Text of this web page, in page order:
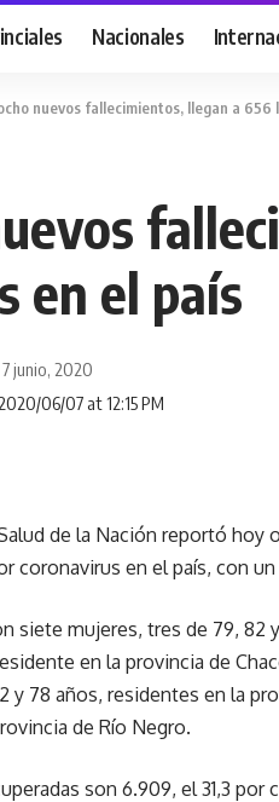
Nacionales
nuevos fallecimientos, llegan a
en el país
06/07 at 12:15 PM
junio, 2020
de la Nación reportó hoy
coronavirus en el país, con
siete mujeres, tres de 79, 82
en la provincia de
y 78 años, residentes en la
de Río Negro.
son 6.909, el 31,3